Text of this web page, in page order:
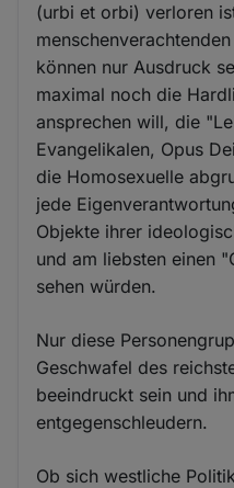
(urbi et orbi) verloren
können nur Ausdruck
maximal noch die
ansprechen will, die
Evangelikalen, Opus
die Homosexuelle
jede
Objekte ihrer
und am liebsten einen
sehen würden.
Nur diese
Geschwafel des
beeindruckt sein und
entgegenschleudern.
Ob sich westliche